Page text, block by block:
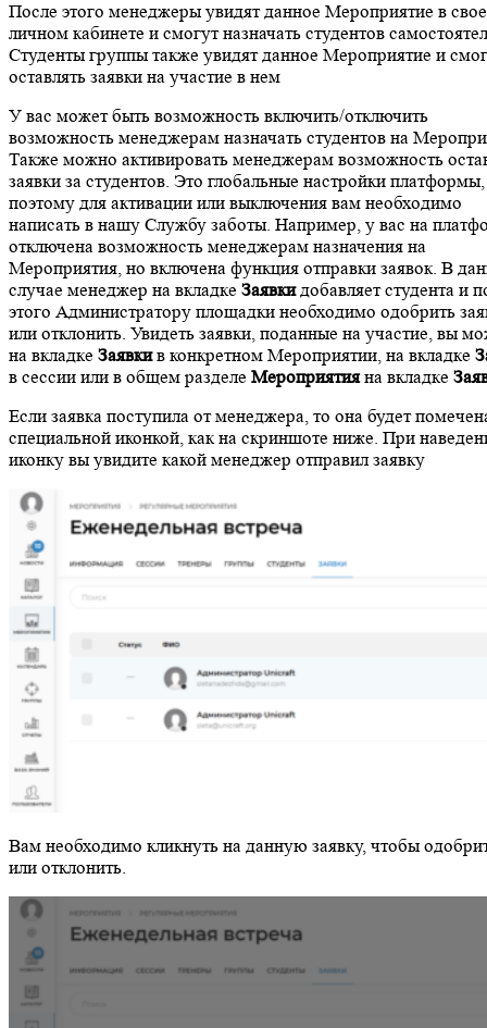
После этого менеджеры увидят данное Мероприятие в
личном кабинете и смогут назначать студентов
Студенты группы также увидят данное Мероприятие и
оставлять заявки на участие в нем
У вас может быть возможность включить/отключить
возможность менеджерам назначать студентов на
Также можно активировать менеджерам возможность
заявки за студентов. Это глобальные настройки платформы,
поэтому для активации или выключения вам необходимо
написать в нашу Службу заботы. Например, у вас на
отключена возможность менеджерам назначения на
Мероприятия, но включена функция отправки заявок. В
случае менеджер на вкладке Заявкидобавляет студента и
этого Администратору площадки необходимо одобрить
или отклонить. Увидеть заявки, поданные на участие, вы
на вкладке Заявкив конкретном Мероприятии, на вкладке
в сессии или в общем разделе Мероприятияна вкладке
Если заявка поступила от менеджера, то она будет
специальной иконкой, как на скриншоте ниже. При
иконку вы увидите какой менеджер отправил заявку
Вам необходимо кликнуть на данную заявку, чтобы
или отклонить.